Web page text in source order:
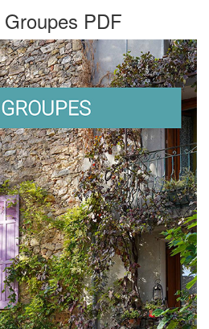
PDF